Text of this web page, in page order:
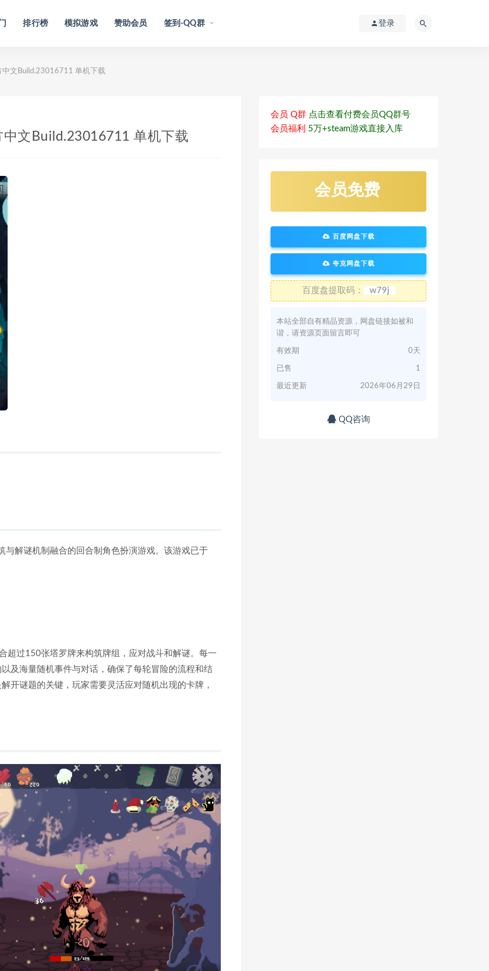
排行榜 模拟游戏 赞助会员 签到-QQ群 登录
中文Build.23016711 单机下载
中文Build.23016711 单机下载
与解谜机制融合的回合制角色扮演游戏。该游戏已于
超过150张塔罗牌来构筑牌组，应对战斗和解谜。每一
及海量随机事件与对话，确保了每轮冒险的流程和结
开谜题的关键，玩家需要灵活应对随机出现的卡牌，
会员 Q群 点击查看付费会员QQ群号
会员福利 5万+steam游戏直接入库
会员免费
百度网盘下载
夸克网盘下载
百度盘提取码： w79j
本站全部自有精品资源，网盘链接如被和
谐，请资源页面留言即可
有效期 0天
已售 1
最近更新 2026年06月29日
QQ咨询